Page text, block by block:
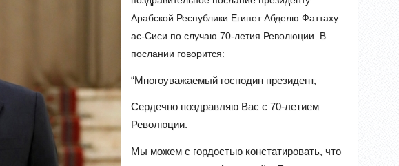
Арабской Республики Египет Абделю Фаттаху
ас-Сиси по случаю 70-летия Революции. В
послании говорится:
“Многоуважаемый господин президент,
Сердечно поздравляю Вас с 70-летием
Революции.
Мы можем с гордостью констатировать, что